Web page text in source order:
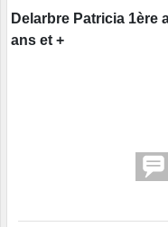
Delarbre Patricia 1ère
ans et +